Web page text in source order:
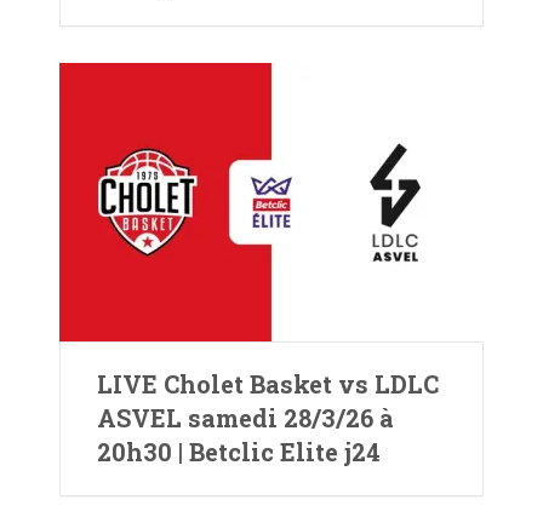
LIVE Cholet Basket vs LDLC
ASVEL samedi 28/3/26 à
20h30 | Betclic Elite j24